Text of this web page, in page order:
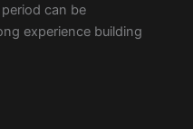
can be
experience building